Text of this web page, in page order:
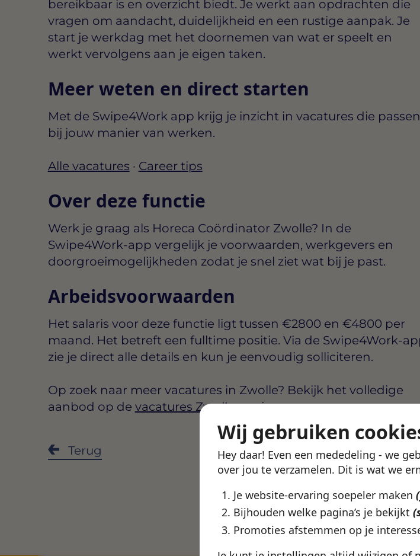
Wij gebruiken
Hey daar! Even een mededeling - we
over jou te verzamelen. Dit is wat we
Je website-ervaring soepeler maken
Bijhouden welke pagina’s je bekijkt
Promoties afstemmen op je
bereikbaar is en overzicht biedt. Je werkt aan opdrachten die
vragen om aandacht, duidelijkheid en een rustige aanpak. Je
start je werkdag met het doornemen van wat er speelt en
werkt vervolgens aan je eigen taken.
Meer weten en direct starten
Met de Swipe4Work app krijg je inzicht in vacatures die passen
bij jouw manier van werken.
Alle vacatures · Career tips
Over deze functie
Werk je graag als Horeca Coördinator Zwolle? In de
Swipe4Work-app vergelijk je voorwaarden, werkgevers en
doorgroeimogelijkheden zodat je snel ziet wat bij je past.
Arbeidsvoorwaarden
Het salaris voor deze functie ligt tussen €2800 en €4800 per
maand. Het betreft een fulltime positie. Via de Swipe4Work-
zie je direct alle details en kun je eenvoudig solliciteren.
Op zoek naar meer vacatures in Zwolle? Bekijk het volledige
aanbod op de vacatures Zwollepagina.
Terug Deel deze vacature